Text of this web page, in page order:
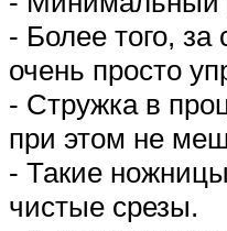
- Более того, за
очень просто
- Стружка в
при этом не
- Такие
чистые срезы.